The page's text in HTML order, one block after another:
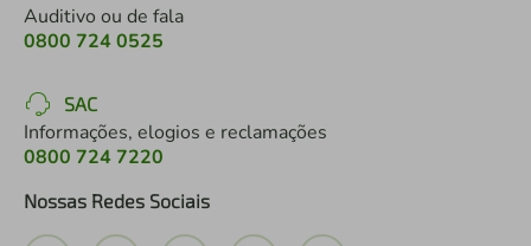
Auditivo ou de fala
0800 724 0525
SAC
Informações, elogios e reclamações
0800 724 7220
Nossas Redes Sociais